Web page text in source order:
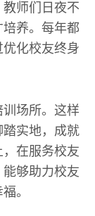
教师们日夜不
养。每年都
化校友终身
场所。这样
实地，成就
在服务校友
够助力校友
。